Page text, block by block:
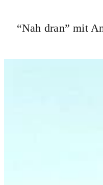
“Nah dran” mit